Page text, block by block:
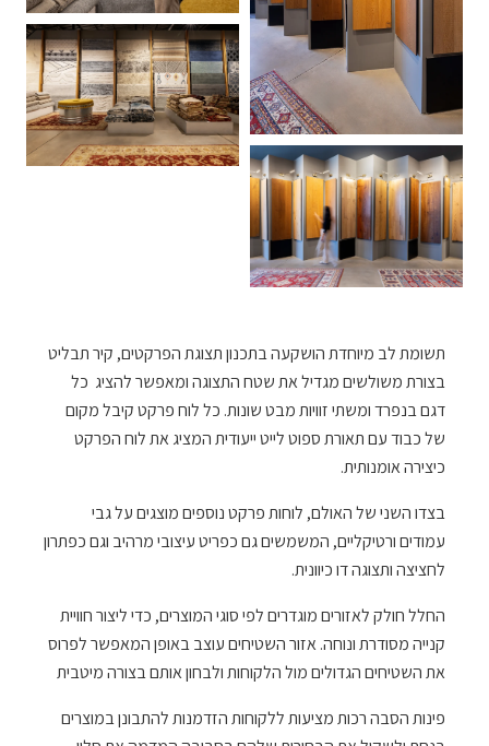
תשומת לב מיוחדת הושקעה בתכנון תצוגת הפרקטים, קיר תבליט
בצורת משולשים מגדיל את שטח התצוגה ומאפשר להציג כל
דגם בנפרד ומשתי זוויות מבט שונות. כל לוח פרקט קיבל מקום
של כבוד עם תאורת ספוט לייט ייעודית המציג את לוח הפרקט
כיצירה אומנותית.
בצדו השני של האולם, לוחות פרקט נוספים מוצגים על גבי
עמודים ורטיקליים, המשמשים גם כפריט עיצובי מרהיב וגם כפתרון
לחציצה ותצוגה דו כיוונית.
החלל חולק לאזורים מוגדרים לפי סוגי המוצרים, כדי ליצור חוויית
קנייה מסודרת ונוחה. אזור השטיחים עוצב באופן המאפשר לפרוס
את השטיחים הגדולים מול הלקוחות ולבחון אותם בצורה מיטבית
פינות הסבה רכות מציעות ללקוחות הזדמנות להתבונן במוצרים